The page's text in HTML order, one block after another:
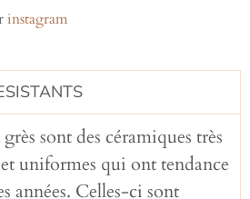
instagram
sont des céramiques très
et uniformes qui ont tendance
années. Celles-ci sont